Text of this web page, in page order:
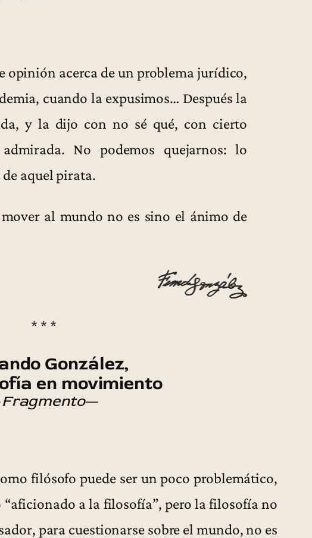
opinión acerca de un problema jurídico,
cuando la expusimos… Después la
y la dijo con no sé qué, con cierto
No podemos quejarnos: lo
aquel pirata.
al mundo no es sino el ánimo de
* * *
González,
en movimiento
Fragmento—
filósofo puede ser un poco problemático,
“aficionado a la filosofía”, pero la filosofía no
para cuestionarse sobre el mundo, no es